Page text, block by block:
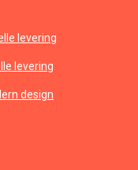
levering
levering
design